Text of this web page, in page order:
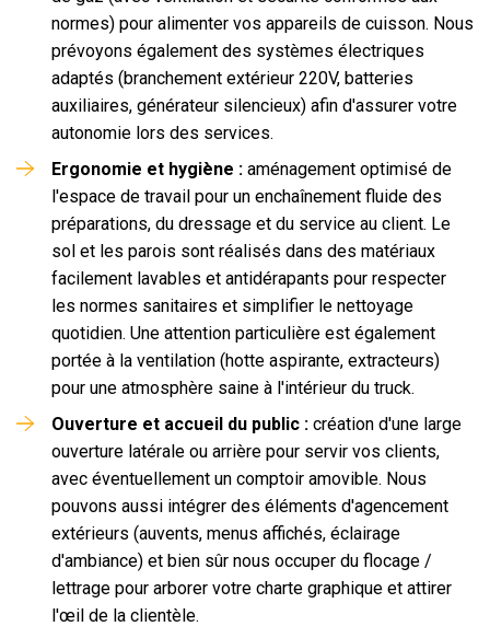
normes) pour alimenter vos appareils de cuisson. Nous
prévoyons également des systèmes électriques
adaptés (branchement extérieur 220V, batteries
auxiliaires, générateur silencieux) afin d'assurer votre
autonomie lors des services.
Ergonomie et hygiène : aménagement optimisé de
l'espace de travail pour un enchaînement fluide des
préparations, du dressage et du service au client. Le
sol et les parois sont réalisés dans des matériaux
facilement lavables et antidérapants pour respecter
les normes sanitaires et simplifier le nettoyage
quotidien. Une attention particulière est également
portée à la ventilation (hotte aspirante, extracteurs)
pour une atmosphère saine à l'intérieur du truck.
Ouverture et accueil du public : création d'une large
ouverture latérale ou arrière pour servir vos clients,
avec éventuellement un comptoir amovible. Nous
pouvons aussi intégrer des éléments d'agencement
extérieurs (auvents, menus affichés, éclairage
d'ambiance) et bien sûr nous occuper du flocage /
lettrage pour arborer votre charte graphique et attirer
l'œil de la clientèle.